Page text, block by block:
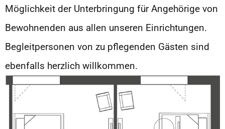
Möglichkeit der Unterbringung für Angehörige von
Bewohnenden aus allen unseren Einrichtungen.
Begleitpersonen von zu pflegenden Gästen sind
ebenfalls herzlich willkommen.